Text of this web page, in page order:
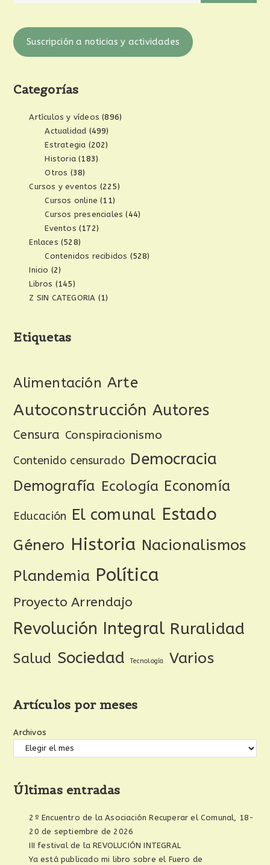
Suscripción a noticias y actividades
Categorías
Artículos y vídeos (896)
Actualidad (499)
Estrategia (202)
Historia (183)
Otros (38)
Cursos y eventos (225)
Cursos online (11)
Cursos presenciales (44)
Eventos (172)
Enlaces (528)
Contenidos recibidos (528)
Inicio (2)
Libros (145)
Z SIN CATEGORIA (1)
Etiquetas
Alimentación Arte
Autoconstrucción Autores
Censura Conspiracionismo
Contenido censurado Democracia
Demografía Ecología Economía
Educación El comunal Estado
Género Historia Nacionalismos
Plandemia Política
Proyecto Arrendajo
Revolución Integral Ruralidad
Salud Sociedad Tecnología Varios
Artículos por meses
Archivos
Últimas entradas
2º Encuentro de la Asociación Recuperar el Comunal, 18-
20 de septiembre de 2026
III festival de la REVOLUCIÓN INTEGRAL
Ya está publicado mi libro sobre el Fuero de